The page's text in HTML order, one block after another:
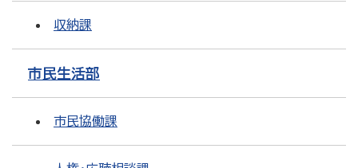
収納課
市民生活部
市民協働課